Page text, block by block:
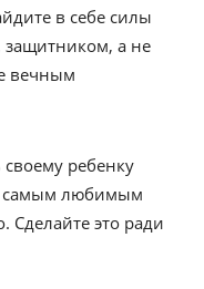
в себе силы
а не
вечным
ребенку
любимым
Сделайте это ради